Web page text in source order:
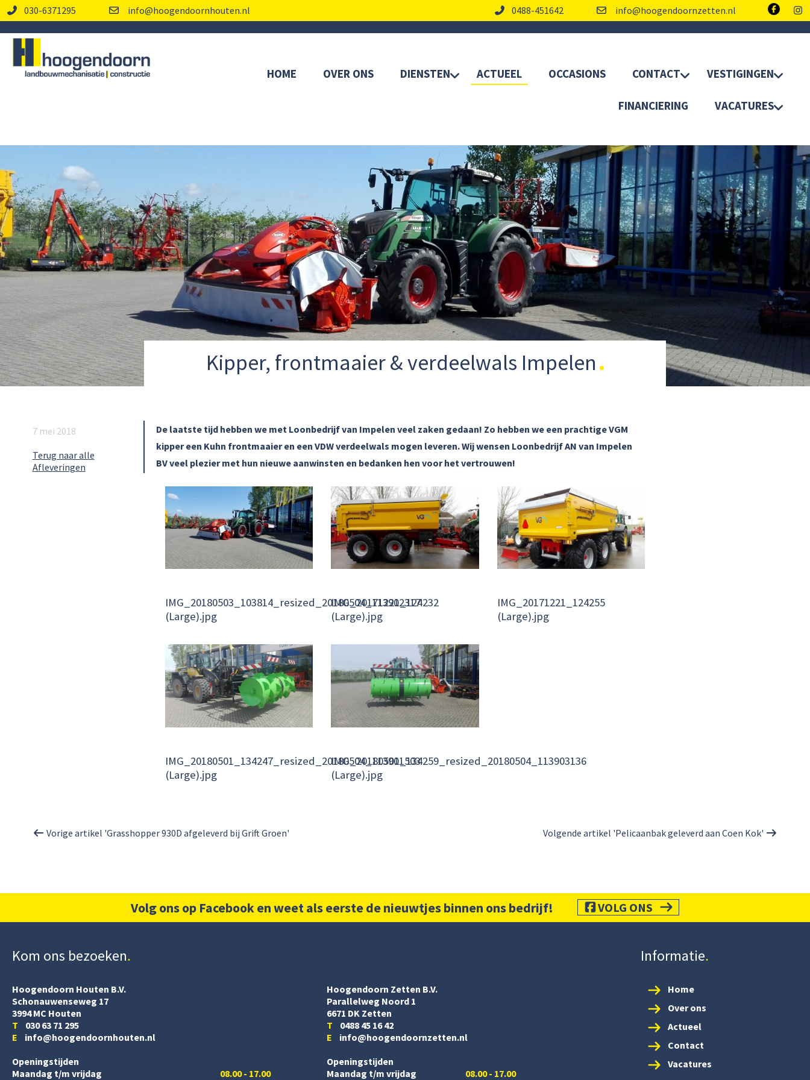
030-6371295 info@hoogendoornhouten.nl 0488-451642 info@hoogendoornzetten.nl
HOME OVER ONS DIENSTEN ACTUEEL OCCASIONS CONTACT VESTIGINGEN
FINANCIERING VACATURES
Kipper, frontmaaier & verdeelwals Impelen
7 mei 2018
Terug naar alle
Afleveringen
De laatste tijd hebben we met Loonbedrijf van Impelen veel zaken gedaan! Zo hebben we een prachtige VGM
kipper een Kuhn frontmaaier en een VDW verdeelwals mogen leveren. Wij wensen Loonbedrijf AN van Impelen
BVveel plezier met hun nieuwe aanwinsten en bedanken hen voor het vertrouwen!
IMG_20180503_103814_resized_20180504_113902317
(Large).jpg
IMG_20171221_124232
(Large).jpg
IMG_20171221_124255
(Large).jpg
IMG_20180501_134247_resized_20180504_113901503
(Large).jpg
IMG_20180501_134259_resized_20180504_113903136
(Large).jpg
Volgende artikel 'Pelicaanbak geleverd aan Coen Kok'
Vorige artikel 'Grasshopper 930D afgeleverd bij Grift Groen'
Volg ons op Facebook en weet als eerste de nieuwtjes binnen ons bedrijf! VOLG ONS
Kom ons bezoeken
Hoogendoorn Houten B.V.
Schonauwenseweg 17
3994 MC Houten
T 030 63 71 295
E info@hoogendoornhouten.nl
Openingstijden
Maandag t/m vrijdag
08.00 - 17.00
Hoogendoorn Zetten B.V.
Parallelweg Noord 1
6671 DK Zetten
T 0488 45 16 42
E info@hoogendoornzetten.nl
Openingstijden
Maandag t/m vrijdag
08.00 - 17.00
Informatie
Home
Over ons
Actueel
Contact
Vacatures